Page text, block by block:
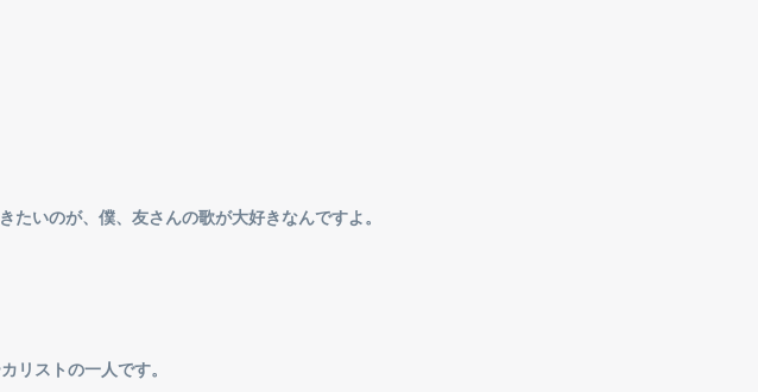
いのが、僕、友さんの歌が大好きなんですよ。
リストの一人です。